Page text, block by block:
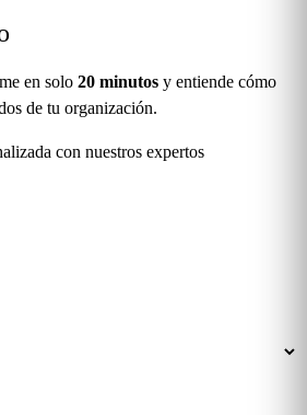
en solo 20 minutos y entiende cómo
de tu organización.
con nuestros expertos